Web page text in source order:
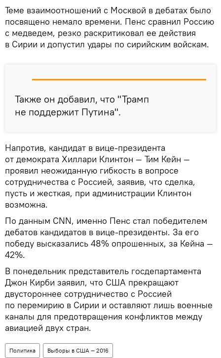
Теме взаимоотношений с Москвой в дебатах было
посвящено немало времени. Пенс сравнил Россию
с медведем, резко раскритиковал ее действия
в Сирии и допустил удары по сирийским войскам.
Также он добавил, что "Трамп
не поддержит Путина".
Напротив, кандидат в вице-президента
от демократа Хиллари Клинтон — Тим Кейн —
проявил неожиданную гибкость в вопросе
сотрудничества с Россией, заявив, что сделка,
пусть и жесткая, при администрации Клинтон
возможна.
По данным CNN, именно Пенс стал победителем
дебатов кандидатов в вице-президенты. За его
победу высказались 48% опрошенных, за Кейна —
42%.
В понедельник представитель госдепартамента
Джон Кирби заявил, что США прекращают
двустороннее сотрудничество с Россией
по перемирию в Сирии и оставляют лишь военные
каналы для предотвращения конфликтов между
авиацией двух стран.
Политика Выборы в США — 2016